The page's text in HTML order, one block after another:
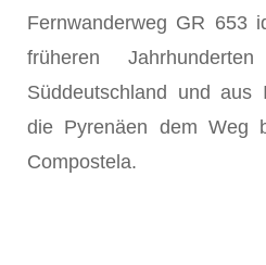
Fernwanderweg GR 653
früheren
Süddeutschland und aus
die Pyrenäen dem Weg
Compostela.